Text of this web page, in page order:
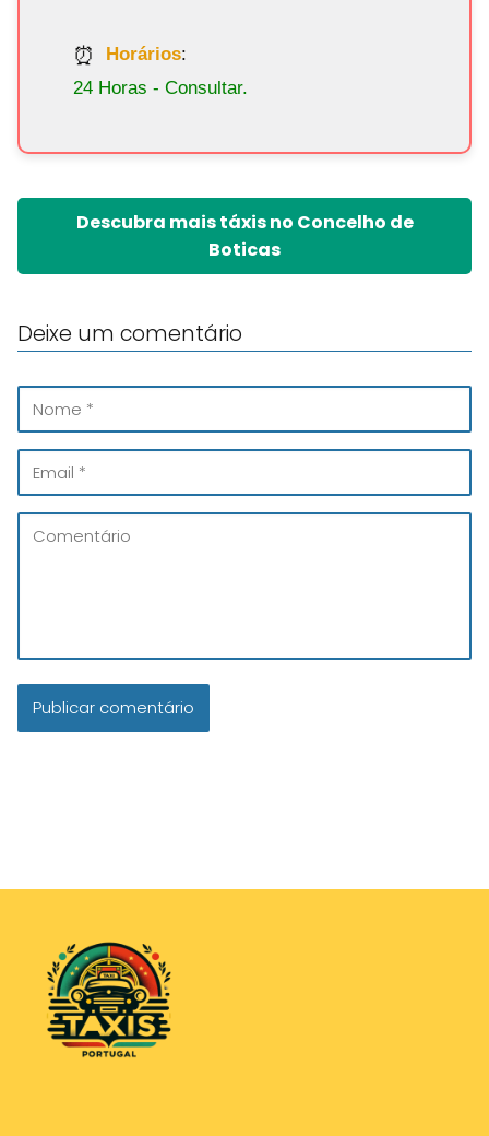
Horários:
24 Horas - Consultar.
Descubra mais táxis no Concelho de
Boticas
Deixe um comentário